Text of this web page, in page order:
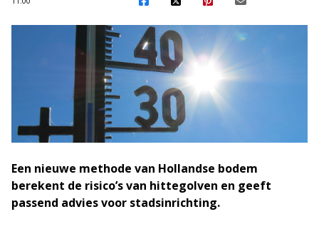
Een nieuwe methode van Hollandse bodem
berekent de risico’s van hittegolven en geeft
passend advies voor stadsinrichting.